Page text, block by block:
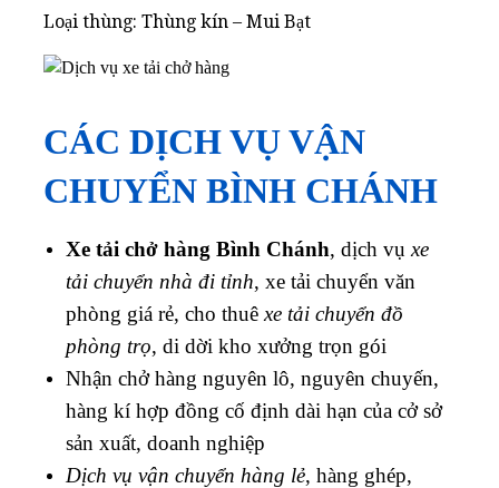
Loại thùng: Thùng kín – Mui Bạt
CÁC DỊCH VỤ VẬN
CHUYỂN BÌNH CHÁNH
Xe tải chở hàng Bình Chánh, dịch vụ xe
tải chuyển nhà đi tỉnh, xe tải chuyển văn
phòng giá rẻ, cho thuê xe tải chuyển đồ
phòng trọ, di dời kho xưởng trọn gói
Nhận chở hàng nguyên lô, nguyên chuyến,
hàng kí hợp đồng cố định dài hạn của cở sở
sản xuất, doanh nghiệp
Dịch vụ vận chuyển hàng lẻ, hàng ghép,